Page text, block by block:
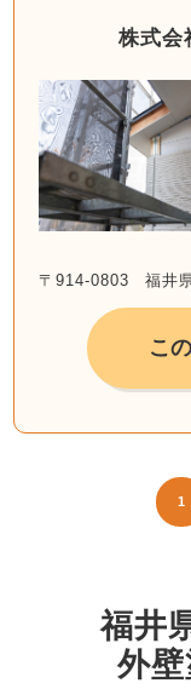
株式会
〒914-0803 福井
こ
1
福井
外